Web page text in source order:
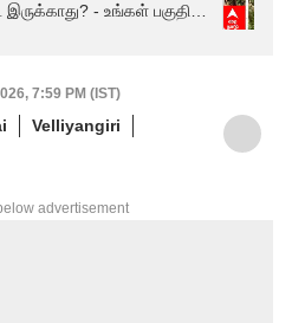
- உங்கள் பகுதி
7:59 PM (IST)
Velliyangiri
advertisement